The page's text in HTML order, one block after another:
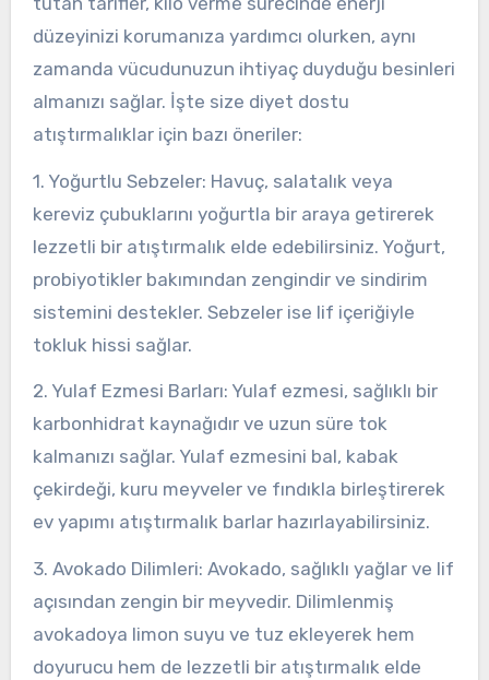
düzeyinizi korumanıza yardımcı olurken, aynı
zamanda vücudunuzun ihtiyaç duyduğu besinleri
almanızı sağlar. İşte size diyet dostu
atıştırmalıklar için bazı öneriler:
1. Yoğurtlu Sebzeler: Havuç, salatalık veya
kereviz çubuklarını yoğurtla bir araya getirerek
lezzetli bir atıştırmalık elde edebilirsiniz. Yoğurt,
probiyotikler bakımından zengindir ve sindirim
sistemini destekler. Sebzeler ise lif içeriğiyle
tokluk hissi sağlar.
2. Yulaf Ezmesi Barları: Yulaf ezmesi, sağlıklı bir
karbonhidrat kaynağıdır ve uzun süre tok
kalmanızı sağlar. Yulaf ezmesini bal, kabak
çekirdeği, kuru meyveler ve fındıkla birleştirerek
ev yapımı atıştırmalık barlar hazırlayabilirsiniz.
3. Avokado Dilimleri: Avokado, sağlıklı yağlar ve lif
açısından zengin bir meyvedir. Dilimlenmiş
avokadoya limon suyu ve tuz ekleyerek hem
doyurucu hem de lezzetli bir atıştırmalık elde